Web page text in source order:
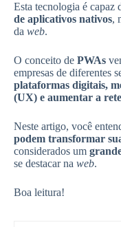
Esta tecnologia é capaz
de aplicativos nativos,
da web.
O conceito de PWAs
empresas de diferentes
plataformas digitais,
(UX) e aumentar a
Neste artigo, você
podem transformar
considerados um
se destacar na web.
Boa leitura!